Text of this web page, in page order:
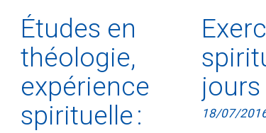
Études en
théologie,
expérience
spirituelle :
jours
18/07/